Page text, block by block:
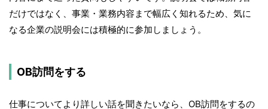
だけではなく、事業・業務内容まで幅広く知れるため、気に
なる企業の説明会には積極的に参加しましょう。
OB訪問をする
仕事についてより詳しい話を聞きたいなら、OB訪問をするの